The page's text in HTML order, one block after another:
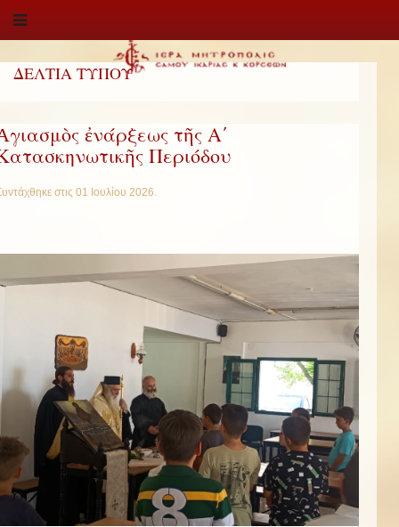
ΔΕΛΤΙΑ ΤΥΠΟΥ
ἐνάρξεως τῆς Α΄
Περιόδου
στις 01 Ιουλίου 2026.